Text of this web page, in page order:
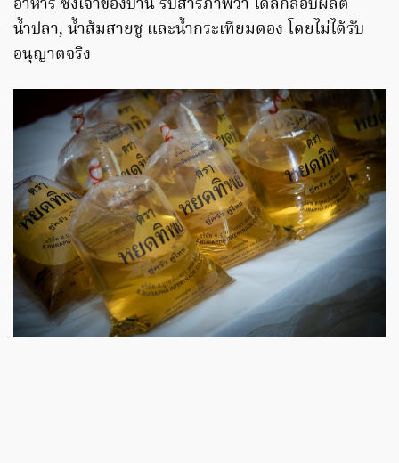
น้ำปลา, น้ำส้มสายชู และน้ำกระเทียมดอง โดยไม่ได้รับ
อนุญาตจริง